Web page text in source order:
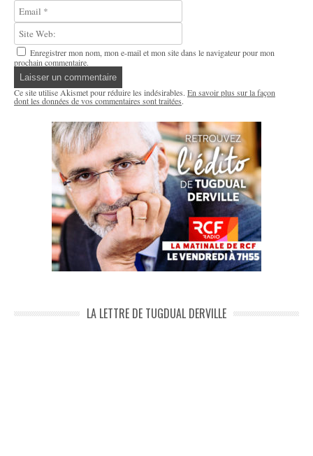
Enregistrer mon nom, mon e-mail et mon site dans le navigateur pour mon
prochain commentaire.
Ce site utilise Akismet pour réduire les indésirables. En savoir plus sur la façon
dont les données de vos commentaires sont traitées.
LA LETTRE DE TUGDUAL DERVILLE